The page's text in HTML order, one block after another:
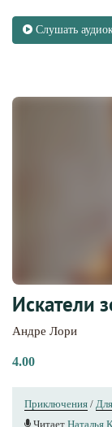
Слушать
Искатели
Андре Лори
4.00
Приключения /
Читает Наталья